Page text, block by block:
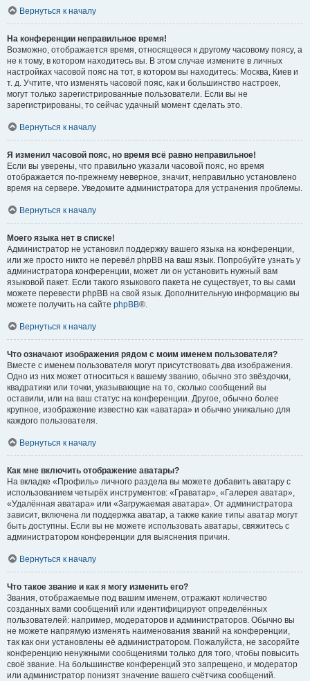
Вернуться к началу
На конференции неправильное время!
Возможно, отображается время, относящееся к другому часовому поясу, а
не к тому, в котором находитесь вы. В этом случае измените в личных
настройках часовой пояс на тот, в котором вы находитесь: Москва, Киев и
т. д. Учтите, что изменять часовой пояс, как и большинство настроек,
могут только зарегистрированные пользователи. Если вы не
зарегистрированы, то сейчас удачный момент сделать это.
Вернуться к началу
Я изменил часовой пояс, но время всё равно неправильное!
Если вы уверены, что правильно указали часовой пояс, но время
отображается по-прежнему неверное, значит, неправильно установлено
время на сервере. Уведомите администратора для устранения проблемы.
Вернуться к началу
Моего языка нет в списке!
Администратор не установил поддержку вашего языка на конференции,
или же просто никто не перевёл phpBB на ваш язык. Попробуйте узнать у
администратора конференции, может ли он установить нужный вам
языковой пакет. Если такого языкового пакета не существует, то вы сами
можете перевести phpBB на свой язык. Дополнительную информацию вы
можете получить на сайте phpBB®.
Вернуться к началу
Что означают изображения рядом с моим именем пользователя?
Вместе с именем пользователя могут присутствовать два изображения.
Одно из них может относиться к вашему званию, обычно это звёздочки,
квадратики или точки, указывающие на то, сколько сообщений вы
оставили, или на ваш статус на конференции. Другое, обычно более
крупное, изображение известно как «аватара» и обычно уникально для
каждого пользователя.
Вернуться к началу
Как мне включить отображение аватары?
На вкладке «Профиль» личного раздела вы можете добавить аватару с
использованием четырёх инструментов: «Граватар», «Галерея аватар»,
«Удалённая аватара» или «Загружаемая аватара». От администратора
зависит, включена ли поддержка аватар, а также какие типы аватар могут
быть доступны. Если вы не можете использовать аватары, свяжитесь с
администратором конференции для выяснения причин.
Вернуться к началу
Что такое звание и как я могу изменить его?
Звания, отображаемые под вашим именем, отражают количество
созданных вами сообщений или идентифицируют определённых
пользователей: например, модераторов и администраторов. Обычно вы
не можете напрямую изменять наименования званий на конференции,
так как они установлены её администратором. Пожалуйста, не засоряйте
конференцию ненужными сообщениями только для того, чтобы повысить
своё звание. На большинстве конференций это запрещено, и модератор
или администратор понизят значение вашего счётчика сообщений.